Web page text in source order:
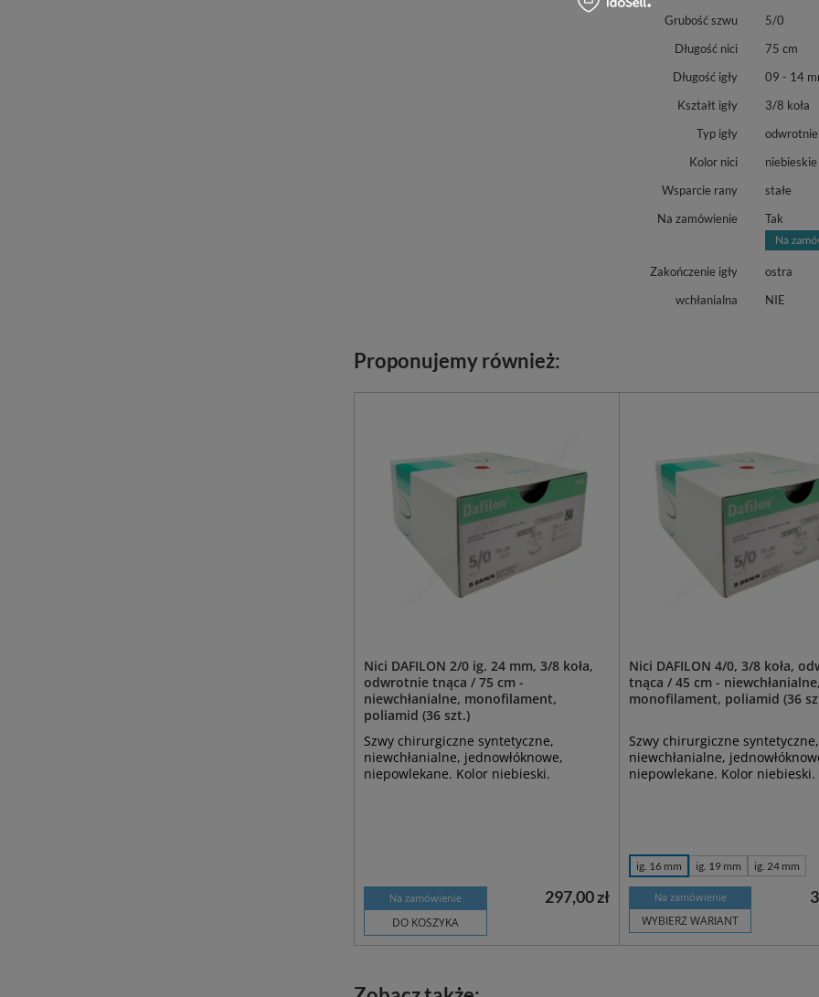
Grubość szwu
5/0
Długość nici
75 cm
Długość igły
09 - 14
Kształt igły
3/8 koła
Typ igły
Kolor nici
niebieskie
Wsparcie rany
stałe
Na zamówienie
Tak
Zakończenie igły
ostra
wchłanialna
NIE
Proponujemy również:
Nici DAFILON 2/0 ig. 24 mm, 3/8 koła,
odwrotnie tnąca / 75 cm -
niewchłanialne, monofilament,
poliamid (36 szt.)
Szwy chirurgiczne syntetyczne,
niewchłanialne, jednowłóknowe,
niepowlekane. Kolor niebieski.
Na zamówienie
DO KOSZYKA
297,00 zł
Nici DAFILON 4/0, 3/8 koła,
tnąca / 45 cm - niewchłanialne,
monofilament, poliamid (36
Szwy chirurgiczne syntetyczne,
niewchłanialne,
niepowlekane. Kolor niebieski.
ig. 16 mm ig. 19 mm ig. 24 mm
Na zamówienie
WYBIERZ WARIANT